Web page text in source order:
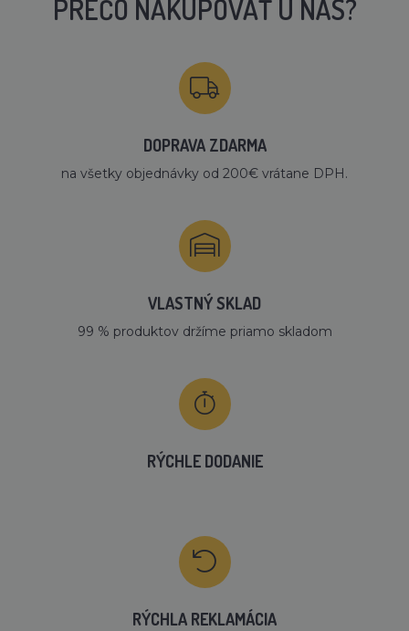
PREČO NAKUPOVAŤ U NÁS?
DOPRAVA ZDARMA
na všetky objednávky od 200€ vrátane DPH.
VLASTNÝ SKLAD
99 % produktov držíme priamo skladom
RÝCHLE DODANIE
RÝCHLA REKLAMÁCIA